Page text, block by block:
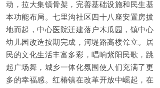
动，拉大集镇骨架，完善基础设施和民生基
本功能布局。七里沟社区四十八座安置房拔
地而起，中心医院迁建落户木瓜园，镇中心
幼儿园改造按期完成，河堤路高楼耸立。居
民的文化生活丰富多彩，唱响紫阳民歌，跳
起广场舞，城乡一体化氛围使人们充满了更
多的幸福感。红椿镇在改革开放中崛起，在